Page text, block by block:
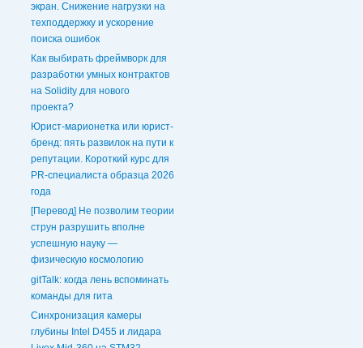
экран. Снижение нагрузки на
техподдержку и ускорение
поиска ошибок
Как выбирать фреймворк для
разработки умных контрактов
на Solidity для нового
проекта?
Юрист-марионетка или юрист-
бренд: пять развилок на пути к
репутации. Короткий курс для
PR-специалиста образца 2026
года
[Перевод] Не позволим теории
струн разрушить вполне
успешную науку —
физическую космологию
gitTalk: когда лень вспоминать
команды для гита
Синхронизация камеры
глубины Intel D455 и лидара